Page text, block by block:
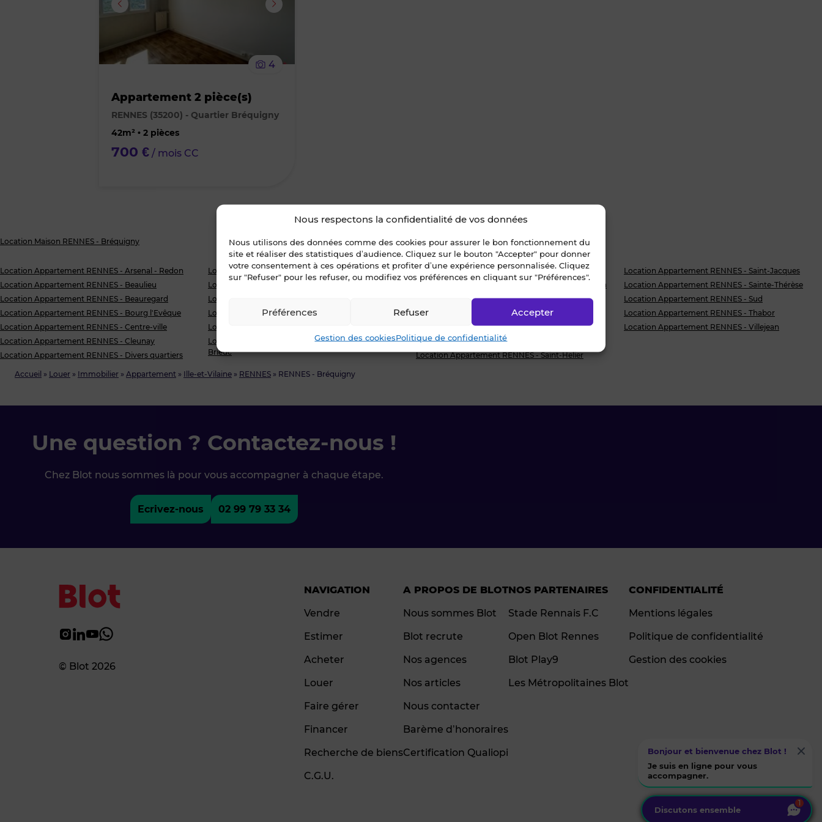
Nous respectons la confidentialité de vos données
Nous utilisons des données comme des cookies pour assurer le bon fonctionnement du
site et réaliser des statistiques d’audience. Cliquez sur le bouton "Accepter" pour donner
votre consentement à ces opérations et profiter d’une expérience personnalisée. Cliquez
sur "Refuser" pour les refuser, ou modifiez vos préférences en cliquant sur "Préférences".
Accepter
Refuser
Préférences
Gestion des cookiesPolitique de confidentialité
Accueil » Louer » Immobilier » Appartement » Ille-et-Vilaine » RENNES » RENNES - Bréquigny
4
Appartement 2 pièce(s)
RENNES (35200) - Quartier Bréquigny
42m² • 2 pièces
700 € / mois CC
Location Maison RENNES - Bréquigny
Location Appartement RENNES - Arsenal - Redon
Location Appartement RENNES - Beaulieu
Location Appartement RENNES - Beauregard
Location Appartement RENNES - Bourg l'Evêque
Location Appartement RENNES - Centre-ville
Location Appartement RENNES - Cleunay
Location Appartement RENNES - Divers quartiers
Location Appartement RENNES - Fougères
Location Appartement RENNES - Jeanne d'Arc
Location Appartement RENNES - La Courrouze
Location Appartement RENNES - Landry
Location Appartement RENNES - Longs Champs
Location Appartement RENNES - Lorient - Saint-
Brieuc
Location Appartement RENNES - Maurepas
Location Appartement RENNES - Nord Saint-Martin
Location Appartement RENNES - Patton
Location Appartement RENNES - Poterie
Location Appartement RENNES - Rue de Nantes
Location Appartement RENNES - Sacré Coeurs
Location Appartement RENNES - Saint-Helier
Location Appartement RENNES - Saint-Jacques
Location Appartement RENNES - Sainte-Thérèse
Location Appartement RENNES - Sud
Location Appartement RENNES - Thabor
Location Appartement RENNES - Villejean
Une question ? Contactez-nous !
Chez Blot nous sommes là pour vous accompagner à chaque étape.
Ecrivez-nous 02 99 79 33 34
© Blot 2026
NAVIGATION
Vendre
Estimer
Acheter
Louer
Faire gérer
Financer
Recherche de biens
C.G.U.
A PROPOS DE BLOT
Nous sommes Blot
Blot recrute
Nos agences
Nos articles
Nous contacter
Barème d’honoraires
Certification Qualiopi
NOS PARTENAIRES
Stade Rennais F.C
Open Blot Rennes
Blot Play9
Les Métropolitaines Blot
CONFIDENTIALITÉ
Mentions légales
Politique de confidentialité
Gestion des cookies
Discutons ensemble
1
Bonjour et bienvenue chez Blot !
Je suis en ligne pour vous
accompagner.